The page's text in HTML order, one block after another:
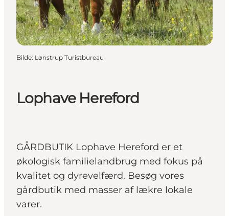
Lophave Hereford
GÅRDBUTIK Lophave Hereford er et
økologisk familielandbrug med fokus på
kvalitet og dyrevelfærd. Besøg vores
gårdbutik med masser af lækre lokale
varer.
Bilde: Lønstrup Turistbureau